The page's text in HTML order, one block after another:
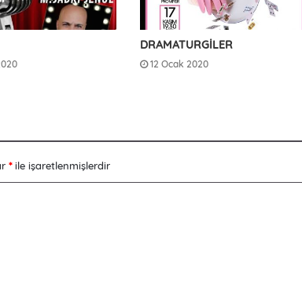
DRAMATURGİLER
12 Ocak 2020
*ile işaretlenmişlerdir